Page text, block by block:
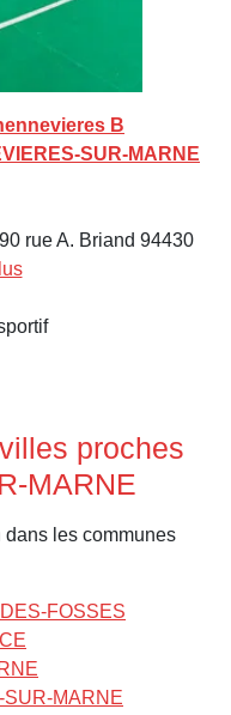
B
SUR-MARNE
rue A. Briand 94430
proches
MARNE
les communes
FOSSES
MARNE